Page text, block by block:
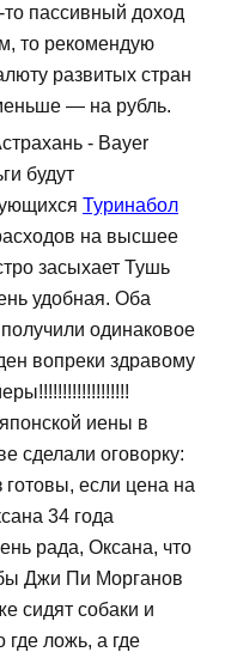
то пассивный доход
то рекомендую
развитых стран
— на рубль.
- Bayer
будут
Туринабол
на высшее
засыхает Тушь
удобная. Оба
одинаковое
вопреки здравому
иены в
сделали оговорку:
готовы, если цена на
34 года
рада, Оксана, что
Джи Пи Морганов
сидят собаки и
ложь, а где